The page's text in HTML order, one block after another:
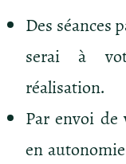
Des séances
serai à
réalisation.
Par envoi
en